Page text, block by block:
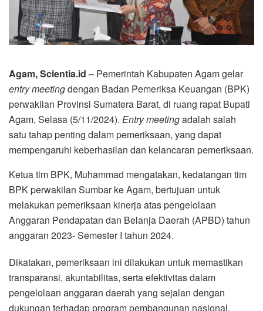
Agam, Scientia.id – Pemerintah Kabupaten Agam gelar
entry meetingdengan Badan Pemeriksa Keuangan (BPK)
perwakilan Provinsi Sumatera Barat, di ruang rapat Bupati
Agam, Selasa (5/11/2024). Entry meetingadalah salah
satu tahap penting dalam pemeriksaan, yang dapat
mempengaruhi keberhasilan dan kelancaran pemeriksaan.
Ketua tim BPK, Muhammad mengatakan, kedatangan tim
BPK perwakilan Sumbar ke Agam, bertujuan untuk
melakukan pemeriksaan kinerja atas pengelolaan
Anggaran Pendapatan dan Belanja Daerah (APBD) tahun
anggaran 2023- Semester I tahun 2024.
Dikatakan, pemeriksaan ini dilakukan untuk memastikan
transparansi, akuntabilitas, serta efektivitas dalam
pengelolaan anggaran daerah yang sejalan dengan
dukungan terhadap program pembangunan nasional.